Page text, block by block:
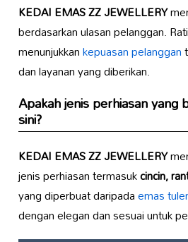
KEDAI EMAS ZZ JEWELLERY
berdasarkan ulasan pelanggan.
menunjukkankepuasan pelanggan
dan layanan yang diberikan.
Apakah jenis perhiasan yang
sini?
KEDAI EMAS ZZ JEWELLERY
jenis perhiasan termasukcincin,
yang diperbuat daripadaemas
dengan elegan dan sesuai untuk